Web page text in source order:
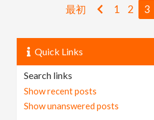
最初 1 2 3
Quick Links
Search links
Show recent posts
Show unanswered posts